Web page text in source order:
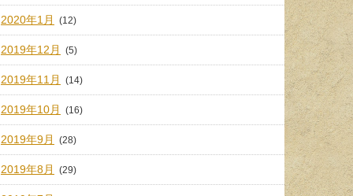
2020年1月 (12)
2019年12月 (5)
2019年11月 (14)
2019年10月 (16)
2019年9月 (28)
2019年8月 (29)